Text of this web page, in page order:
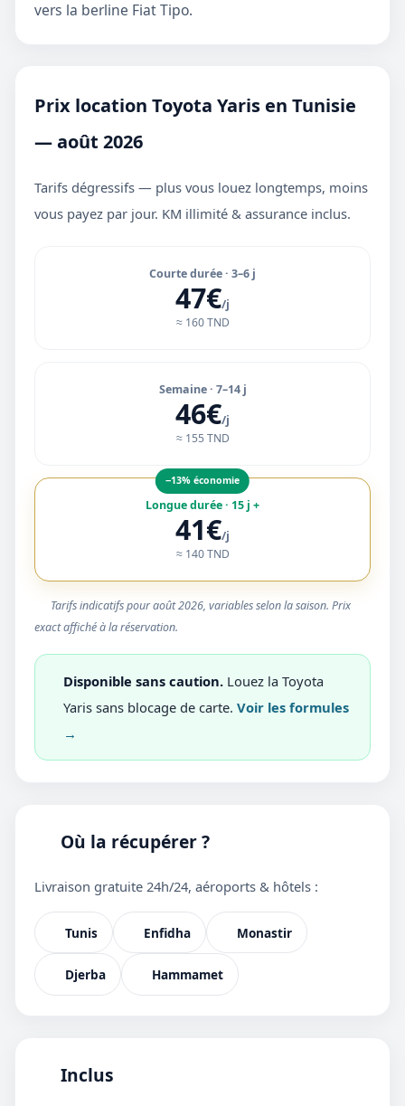
vers la berline Fiat Tipo.
Prix location Toyota Yaris en Tunisie
— août 2026
Tarifs dégressifs — plus vous louez longtemps, moins
vous payez par jour. KM illimité & assurance inclus.
Courte durée · 3–6 j
47€/j
≈ 160 TND
Semaine · 7–14 j
46€/j
≈ 155 TND
−13% économie
Longue durée · 15 j +
41€/j
≈ 140 TND
Tarifs indicatifs pour août 2026, variables selon la saison. Prix
exact affiché à la réservation.
Disponible sans caution.Louez la Toyota
Yaris sans blocage de carte. Voir les formules
→
Où la récupérer ?
Livraison gratuite 24h/24, aéroports & hôtels :
Tunis Enfidha Monastir
Djerba Hammamet
Inclus